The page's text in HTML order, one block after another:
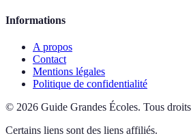
Informations
A propos
Contact
Mentions légales
Politique de confidentialité
© 2026 Guide Grandes Écoles. Tous
Certains liens sont des liens affiliés.